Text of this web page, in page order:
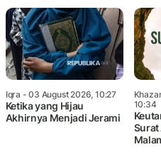
Iqra - 03 August 2026, 10:27
Ketika yang Hijau
Akhirnya Menjadi Jerami
10:34
Surat